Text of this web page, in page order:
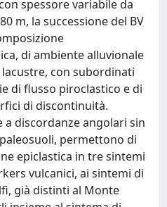
spessore variabile da
m, la successione del BV
di ambiente alluvionale
con subordinati
di flusso piroclastico e di
di discontinuità.
a discordanze angolari sin
permettono di
epiclastica in tre sintemi
vulcanici, ai sintemi di
già distinti al Monte